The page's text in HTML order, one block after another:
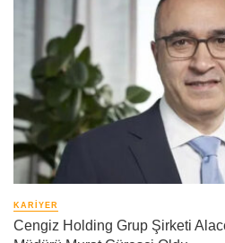
KARIYER
Cengiz Holding Grup Şirketi